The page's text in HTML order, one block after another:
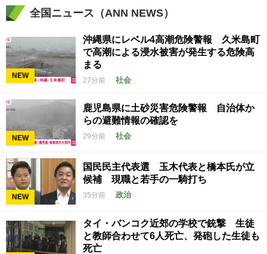
全国ニュース（ANN NEWS）
NEW
沖縄県にレベル4高潮危険警報 久米島町
で高潮による浸水被害が発生する危険高
まる
27分前 社会
NEW
鹿児島県に土砂災害危険警報 自治体か
らの避難情報の確認を
29分前 社会
NEW
国民民主代表選 玉木代表と橋本氏が立
候補 現職と若手の一騎打ち
35分前 政治
タイ・バンコク近郊の学校で銃撃 生徒
と教師合わせて6人死亡、発砲した生徒も
死亡